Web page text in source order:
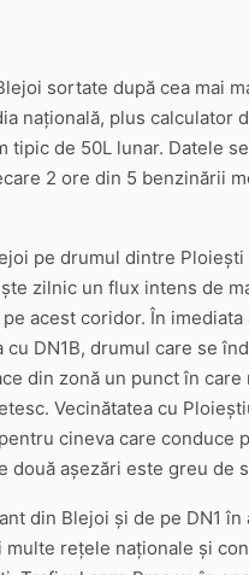
sortate după cea mai
națională, plus calculator
tipic de 50L lunar. Datele se
2 ore din 5 benzinării
pe drumul dintre Ploiești
zilnic un flux intens de
acest coridor. În
DN1B, drumul care se
din zonă un punct în care
Vecinătatea cu
cineva care conduce
două așezări este greu de
din Blejoi și de pe DN1 în
multe rețele naționale și